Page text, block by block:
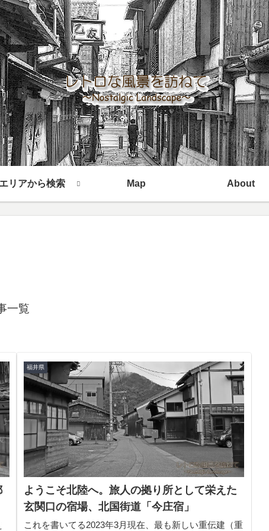
エリアから検索 Map About
一覧
福井県
ようこそ北陸へ。旅人の拠り所として栄えた
玄関口の宿場、北国街道「今庄宿」
これを書いてる2023年3月現在、最も新しい重伝建（重